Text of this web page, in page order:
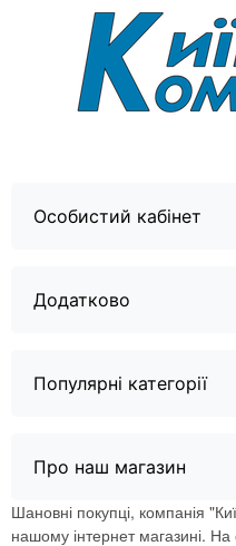
Особистий кабінет
Додатково
Популярні категорії
Про наш магазин
Шановні покупці, компанія
нашому інтернет магазині. На